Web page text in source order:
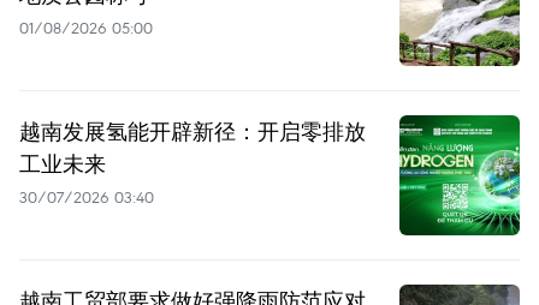
01/08/2026 05:00
越南发展氢能开辟新径：开启零排放
工业未来
30/07/2026 03:40